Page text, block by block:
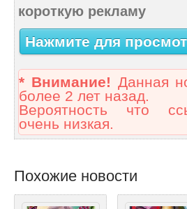
короткую рекламу
Нажмите для
* Внимание! Данная
более 2 лет назад.
Вероятность что
очень низкая.
Похожие новости